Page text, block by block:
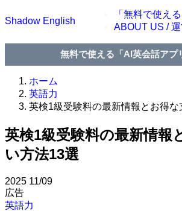
Shadow English
「無料で使え
ABOUT US /
無料で使える「AI英会話アプ
ホーム
英語力
英検1級受験料の最新情報とお得な
英検1級受験料の最新情報
い方法13選
2025 11/09
広告
英語力